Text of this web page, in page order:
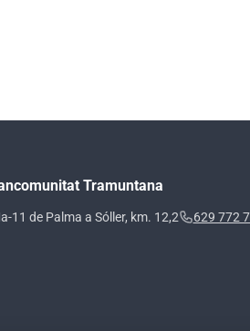
Tramuntana
11 de Palma a Sóller, km. 12,2
629 772